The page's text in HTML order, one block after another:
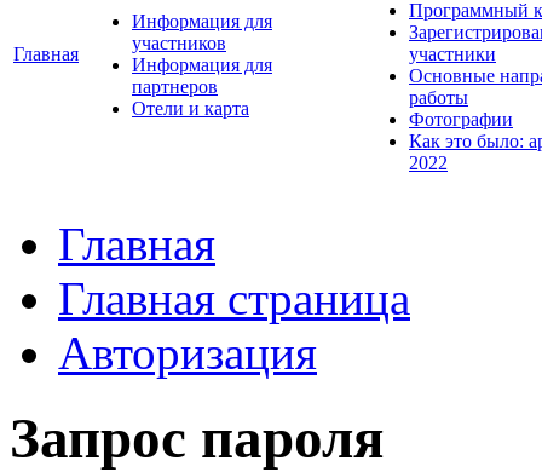
Главная
Информация для
участников
Информация для
партнеров
Отели и карта
Программный
участники
Основные
работы
Фотографии
Как это было:
2022
Главная
Главная страница
Авторизация
Запрос пароля